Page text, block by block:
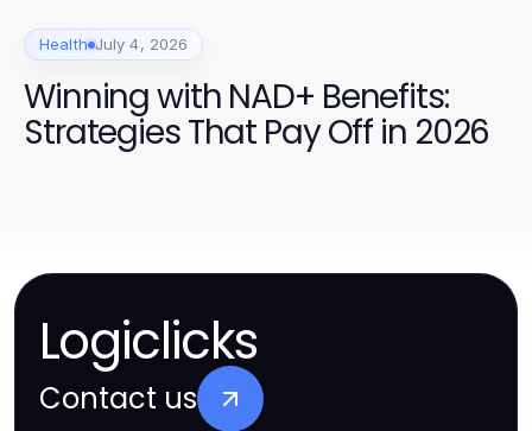
Health July 4, 2026
Winning with NAD+ Benefits:
Strategies That Pay Off in 2026
Logiclicks
Contact us